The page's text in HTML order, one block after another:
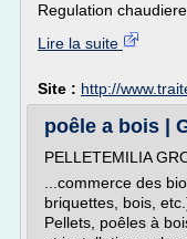
Regulation
Lire la suite
Site : http://
poêle a bois |
PELLETEMILIA
...commerce des
briquettes, bois,
Pellets, poêles à